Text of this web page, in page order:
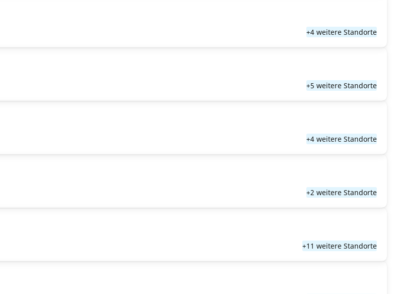
+4 weitere Standorte
+5 weitere Standorte
+4 weitere Standorte
+2 weitere Standorte
+11 weitere Standorte